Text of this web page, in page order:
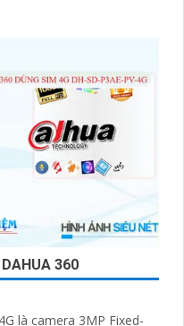
360
là camera 3MP Fixed-